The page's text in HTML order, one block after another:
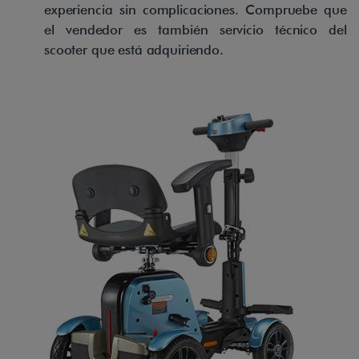
experiencia sin complicaciones. Compruebe que
el vendedor es también servicio técnico del
scooter que está adquiriendo.